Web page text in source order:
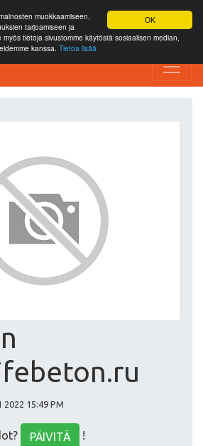
OK
muokkaamiseen,
tarjoamiseen ja
tietoja sivustomme käytöstä sosiaalisen median,
kanssa. Tietoa lisää
15:49 PM
PÄIVITÄ !